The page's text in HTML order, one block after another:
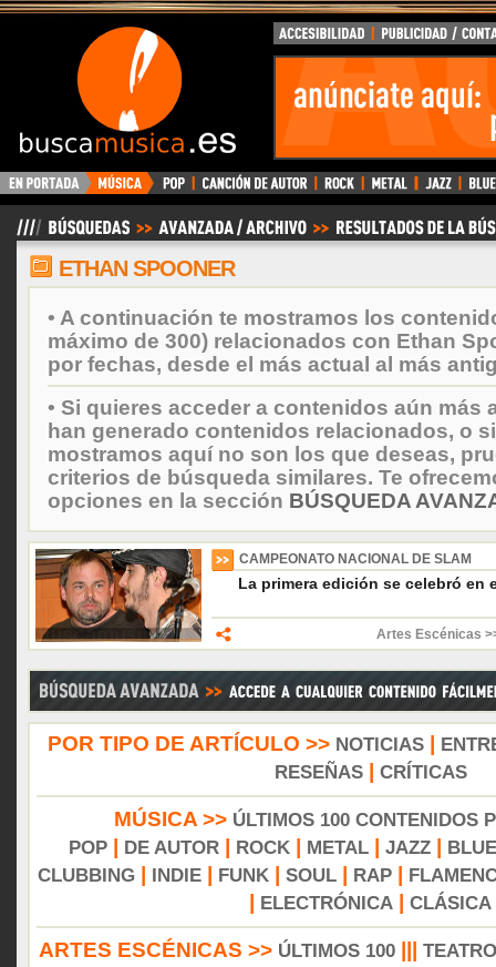
BuscaMusica.es
ETHAN SPOONER
• A continuación te mostramos los
máximo de 300) relacionados con Ethan
por fechas, desde el más actual al más
• Si quieres acceder a contenidos aún más
han generado contenidos relacionados, o
mostramos aquí no son los que deseas,
criterios de búsqueda similares. Te
opciones en la sección BÚSQUEDA
CAMPEONATO NACIONAL DE SLAM
La primera edición se celebró en
Artes Escénicas
POR TIPO DE ARTÍCULO >> NOTICIAS|
RESEÑAS| CRÍTICAS
MÚSICA >> ÚLTIMOS 100 CONTENIDOS
POP
DE AUTOR ROCK METAL JAZZ
CLUBBING
INDIE FUNK SOUL RAP
ELECTRÓNICA CLÁSICA
ARTES ESCÉNICAS >> ÚLTIMOS 100||| TEATRO